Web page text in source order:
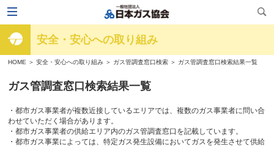
安全・安心への取り組み
HOME ＞安全・安心への取り組み ＞ ガス管調査窓口検索 ＞ ガス管調査窓口検索結果一覧
ガス管調査窓口検索結果一覧
・都市ガス事業者が複数近接しているエリアでは、複数のガス事業者に問い合
わせていただく場合があります。
・都市ガス事業者の供給エリア内のガス管調査窓口を記載しています。
・都市ガス事業によっては、特定ガス発生設備においてガスを発生させて供給